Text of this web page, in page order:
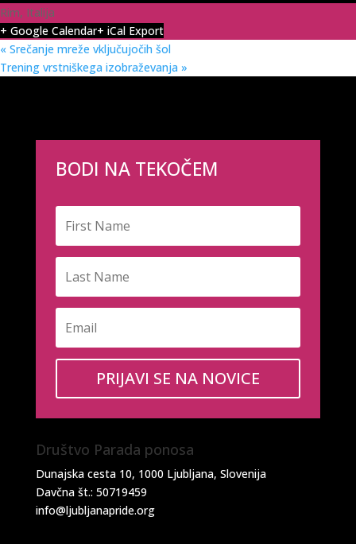
Rim, Italija
+ Google Calendar+ iCal Export
« Srečanje mreže vključujočih šol
Trening vrstniškega izobraževanja »
BODI NA TEKOČEM
PRIJAVI SE NA NOVICE
Društvo Parada ponosa
Dunajska cesta 10, 1000 Ljubljana, Slovenija
Davčna št.: 50719459
info@ljubljanapride.org